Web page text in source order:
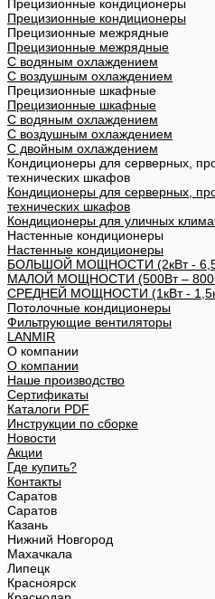
Прецизионные кондиционеры
Прецизионные кондиционеры
Прецизионные межрядные
Прецизионные межрядные
С водяным охлаждением
С воздушным охлаждением
Прецизионные шкафные
Прецизионные шкафные
С водяным охлаждением
С воздушным охлаждением
С двойным охлаждением
Кондиционеры для серверных,
технических шкафов
Кондиционеры для серверных,
технических шкафов
Кондиционеры для уличных
Настенные кондиционеры
Настенные кондиционеры
БОЛЬШОЙ МОЩНОСТИ (2кВт -
МАЛОЙ МОЩНОСТИ (500Вт –
СРЕДНЕЙ МОЩНОСТИ (1кВт -
Потолочные кондиционеры
Фильтрующие вентиляторы
LANMIR
О компании
О компании
Наше производство
Сертификаты
Каталоги PDF
Инструкции по сборке
Новости
Акции
Где купить?
Контакты
Саратов
Саратов
Казань
Нижний Новгород
Махачкала
Липецк
Красноярск